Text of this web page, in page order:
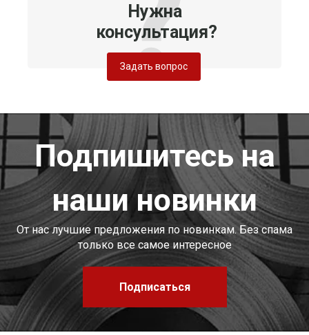
Нужна
консультация?
Задать вопрос
Подпишитесь на
наши новинки
От нас лучшие предложения по новинкам. Без спама
только все самое интересное
Подписаться